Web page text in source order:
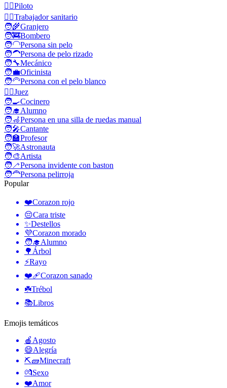
🧑‍✈️Piloto
🧑‍⚕️Trabajador sanitario
🧑‍🌾Granjero
🧑‍🚒Bombero
🧑‍🦲Persona sin pelo
🧑‍🦱Persona de pelo rizado
🧑‍🔧Mecánico
🧑‍💼Oficinista
🧑‍🦳Persona con el pelo blanco
🧑‍⚖️Juez
🧑‍🍳Cocinero
🧑‍🎓Alumno
🧑‍🦽Persona en una silla de ruedas manual
🧑‍🎤Cantante
🧑‍🏫Profesor
🧑‍🚀Astronauta
🧑‍🎨Artista
🧑‍🦯Persona invidente con baston
🧑‍🦰Persona pelirroja
Popular
❤️Corazon rojo
😔Cara triste
✨Destellos
💜Corazon morado
🧑‍🎓Alumno
🌳 Árbol
⚡Rayo
❤️‍🩹Corazon sanado
☘️Trébol
📚Libros
Emojis temáticos
🍎 Agosto
😄Alegría
⛏🧱Minecraft
💏Sexo
❤️Amor